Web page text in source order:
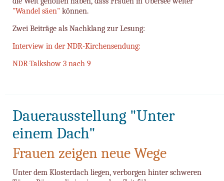
"Wandel säen" können.
Zwei Beiträge als Nachklang zur Lesung:
Interview in der NDR-Kirchensendung:
NDR-Talkshow 3 nach 9
Dauerausstellung "Unter
einem Dach"
Frauen zeigen neue Wege
Unter dem Klosterdach liegen, verborgen hinter schweren